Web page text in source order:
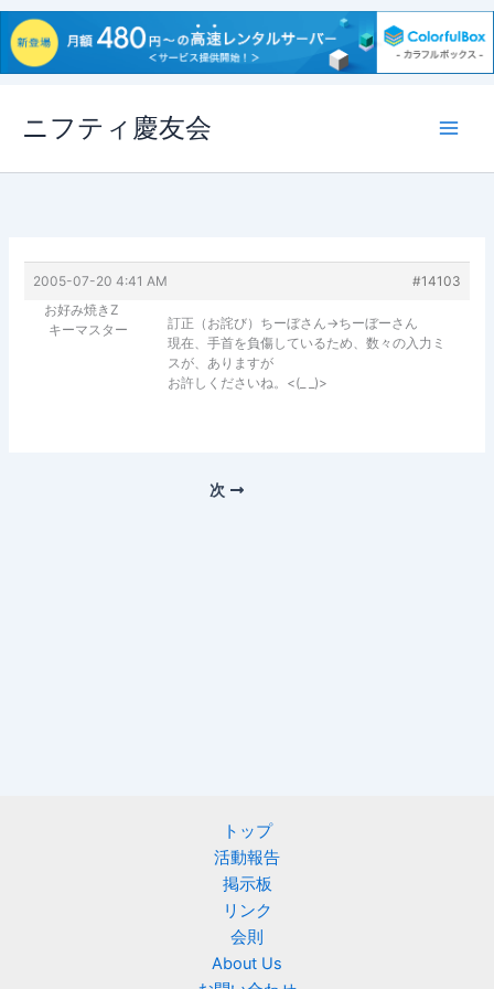
ス
ニフティ慶友会
2005-07-20 4:41 AM
#14103
お好み焼きZ
キーマスター
訂正（お詫び）ちーぼさん→ちーぼーさん
現在、手首を負傷しているため、数々の入力ミ
スが、ありますが
お許しくださいね。<(_ _)>
次
トップ
活動報告
掲示板
リンク
会則
About Us